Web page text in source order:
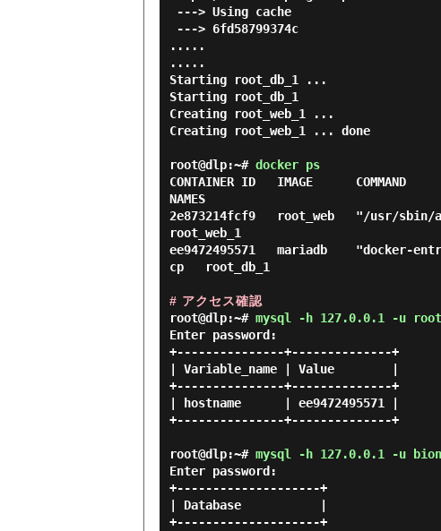
.....
.....
Starting root_db_1 ...
Starting root_db_1
Creating root_web_1 ...
Creating root_web_1 ... done
root@dlp:~# docker ps
CONTAINER ID   IMAGE
NAMES
2e873214fcf9   root_web   "/usr/sbin/
root_web_1
ee9472495571   mariadb    "docker-
cp   root_db_1
# アクセス確認
root@dlp:~# mysql -h 127.0.0.1 -u
Enter password:
+---------------+--------------+
| Variable_name | Value        |
+---------------+--------------+
| hostname      | ee9472495571 |
+---------------+--------------+
root@dlp:~# mysql -h 127.0.0.1 -u
Enter password:
+--------------------+
| Database           |
+--------------------+